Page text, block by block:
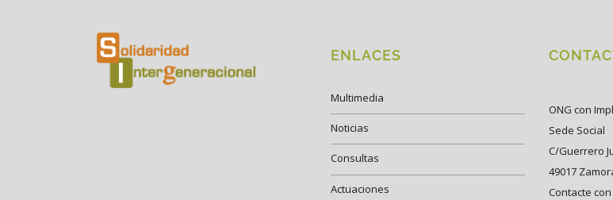
ENLACES
Multimedia
Noticias
Consultas
Actuaciones
ONG con
Sede Social
C/Guerrero
49017
Contacte